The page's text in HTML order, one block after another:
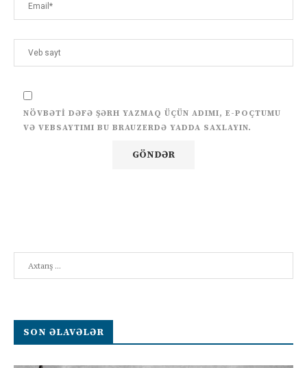
NÖVBƏTI DƏFƏ ŞƏRH YAZMAQ ÜÇÜN ADIMI, E-POÇTUMU
VƏ VEBSAYTIMI BU BRAUZERDƏ YADDA SAXLAYIN.
SON ƏLAVƏLƏR